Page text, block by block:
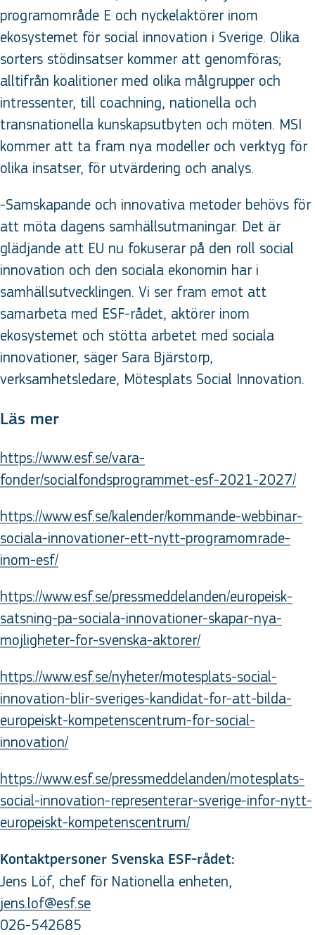
programområde E och nyckelaktörer inom
ekosystemet för social innovation i Sverige. Olika
sorters stödinsatser kommer att genomföras;
alltifrån koalitioner med olika målgrupper och
intressenter, till coachning, nationella och
transnationella kunskapsutbyten och möten. MSI
kommer att ta fram nya modeller och verktyg för
olika insatser, för utvärdering och analys.
-Samskapande och innovativa metoder behövs för
att möta dagens samhällsutmaningar. Det är
glädjande att EU nu fokuserar på den roll social
innovation och den sociala ekonomin har i
samhällsutvecklingen. Vi ser fram emot att
samarbeta med ESF-rådet, aktörer inom
ekosystemet och stötta arbetet med sociala
innovationer, säger Sara Bjärstorp,
verksamhetsledare, Mötesplats Social Innovation.
Läs mer
https://www.esf.se/vara-
fonder/socialfondsprogrammet-esf-2021-2027/
https://www.esf.se/kalender/kommande-webbinar-
sociala-innovationer-ett-nytt-programomrade-
inom-esf/
https://www.esf.se/pressmeddelanden/europeisk-
satsning-pa-sociala-innovationer-skapar-nya-
mojligheter-for-svenska-aktorer/
https://www.esf.se/nyheter/motesplats-social-
innovation-blir-sveriges-kandidat-for-att-bilda-
europeiskt-kompetenscentrum-for-social-
innovation/
https://www.esf.se/pressmeddelanden/motesplats-
social-innovation-representerar-sverige-infor-nytt-
europeiskt-kompetenscentrum/
Kontaktpersoner Svenska ESF-rådet:
Jens Löf, chef för Nationella enheten,
jens.lof@esf.se
026-542685